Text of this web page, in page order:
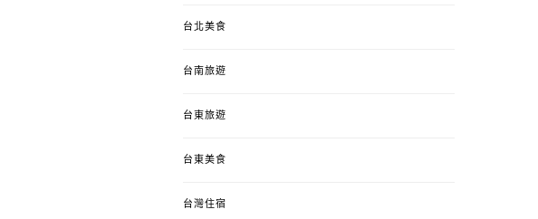
台北美食
台南旅遊
台東旅遊
台東美食
台灣住宿